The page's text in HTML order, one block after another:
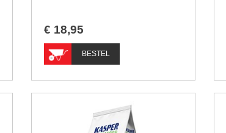
€ 18,95
BESTEL